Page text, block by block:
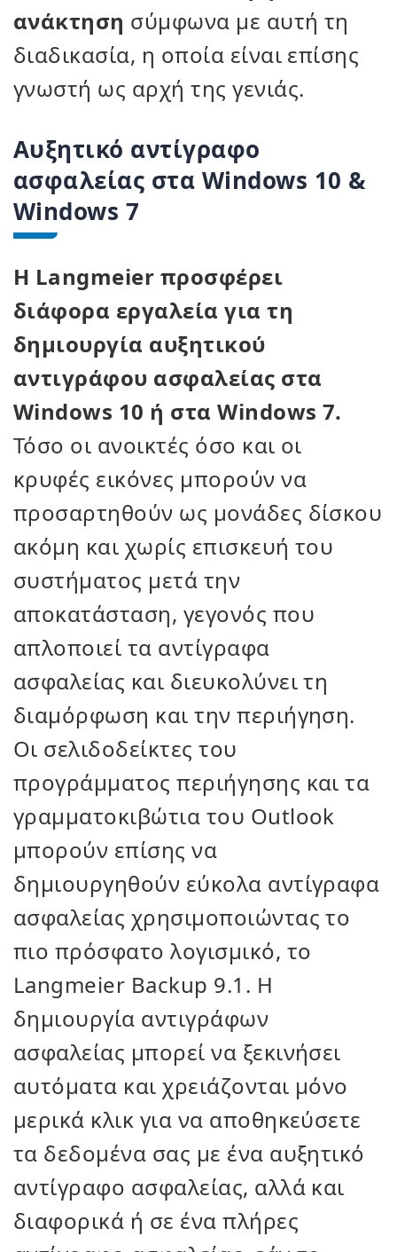
ανάκτηση σύμφωνα με αυτή τη
διαδικασία, η οποία είναι επίσης
γνωστή ως αρχή της γενιάς.
Αυξητικό αντίγραφο
ασφαλείας στα Windows 10 &
Windows 7
Η Langmeier προσφέρει
διάφορα εργαλεία για τη
δημιουργία αυξητικού
αντιγράφου ασφαλείας στα
Windows 10 ή στα Windows 7.
Τόσο οι ανοικτές όσο και οι
κρυφές εικόνες μπορούν να
προσαρτηθούν ως μονάδες δίσκου
ακόμη και χωρίς επισκευή του
συστήματος μετά την
αποκατάσταση, γεγονός που
απλοποιεί τα αντίγραφα
ασφαλείας και διευκολύνει τη
διαμόρφωση και την περιήγηση.
Οι σελιδοδείκτες του
προγράμματος περιήγησης και τα
γραμματοκιβώτια του Outlook
μπορούν επίσης να
δημιουργηθούν εύκολα αντίγραφα
ασφαλείας χρησιμοποιώντας το
πιο πρόσφατο λογισμικό, το
Langmeier Backup 9.1. Η
δημιουργία αντιγράφων
ασφαλείας μπορεί να ξεκινήσει
αυτόματα και χρειάζονται μόνο
μερικά κλικ για να αποθηκεύσετε
τα δεδομένα σας με ένα αυξητικό
αντίγραφο ασφαλείας, αλλά και
διαφορικά ή σε ένα πλήρες